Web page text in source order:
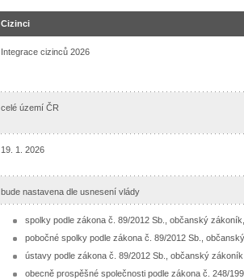
Cizinci
Integrace cizinců 2026
celé území ČR
19. 1. 2026
bude nastavena dle usnesení vlády
spolky podle zákona č. 89/2012 Sb., občanský
pobočné spolky podle zákona č. 89/2012 Sb.,
ústavy podle zákona č. 89/2012 Sb., občanský
obecně prospěšné společnosti podle zákona č. 248/